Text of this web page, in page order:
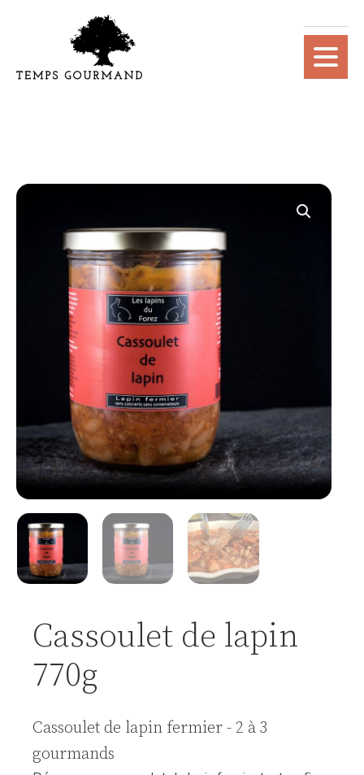
Cassoulet de lapin
770g
Cassoulet de lapin fermier - 2 à 3
gourmands